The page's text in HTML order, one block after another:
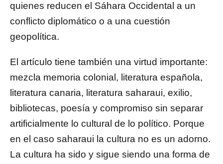
quienes reducen el Sáhara Occidental a un
conflicto diplomático o a una cuestión
geopolítica.
El artículo tiene también una virtud importante:
mezcla memoria colonial, literatura española,
literatura canaria, literatura saharaui, exilio,
bibliotecas, poesía y compromiso sin separar
artificialmente lo cultural de lo político. Porque
en el caso saharaui la cultura no es un adorno.
La cultura ha sido y sigue siendo una forma de